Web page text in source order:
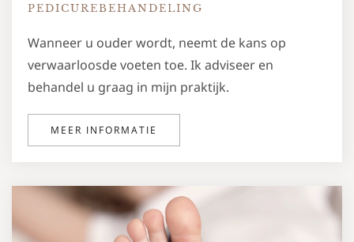
PEDICUREBEHANDELING
Wanneer u ouder wordt, neemt de kans op
verwaarloosde voeten toe. Ik adviseer en
behandel u graag in mijn praktijk.
MEER INFORMATIE